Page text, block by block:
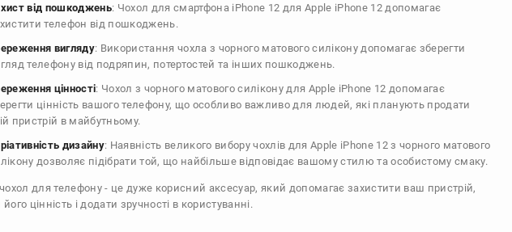
від пошкоджень: Чохол для смартфона iPhone 12 для Apple iPhone 12 допомагає
телефон від пошкоджень.
вигляду: Використання чохла з чорного матового силікону допомагає зберегти
телефону від подряпин, потертостей та інших пошкоджень.
цінності: Чохол з чорного матового силікону для Apple iPhone 12 допомагає
цінність вашого телефону, що особливо важливо для людей, які планують продати
пристрій в майбутньому.
дизайну: Наявність великого вибору чохлів для Apple iPhone 12 з чорного матового
дозволяє підібрати той, що найбільше відповідає вашому стилю та особистому смаку.
чохол для телефону - це дуже корисний аксесуар, який допомагає захистити ваш пристрій,
його цінність і додати зручності в користуванні.